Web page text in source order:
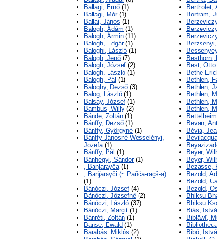
Ballagi, Ernő (1)
Ballagi, Mór(1)
Ballai, János (1)
Balogh, Ádám (1)
Balogh, Ármin (11)
Balogh, Edgár(1)
Baloghi, László (1)
Balogh, Jenő (7)
Balogh, József (2)
Balogh, László (1)
Balogh, Pál (1)
Baloghy, Dezső (3)
Balog, László (1)
Balsay, József (1)
Bambus, Willy (2)
Bánde, Zoltán (1)
Bánffy, Dezső (1)
Bánffy, Györgyné (1)
Bánffy Jánosné Wesselényi,
Jozefa(1)
Bánffy, Pál (1)
Bánhegyi, Sándor(1)
, Banǰaraγča(1)
, Banǰaraγči (~ Pañča-raġš-a)
(1)
Bánóczi, József (4)
Bánóczi, Józsefné (2)
Bánóczi, László (37)
Bánóczi, Margit (1)
Bánréti, Zoltán (1)
Banse, Ewald (1)
Barabás, Miklós (2)
Bertholet,
Bertram,
Besthorn,
Best, Otto
Bethe
Bethlen,
Bethlen,
Bethlen,
Bethlen,
Bethlen,
Bevan,
Bévia,
Beyer,
Beyer,
Bezasse,
Bezold,
Bezold,
Bezold,
Bhikṣu
Bhikṣu
Biás,
Biblāwī,
Bibó,